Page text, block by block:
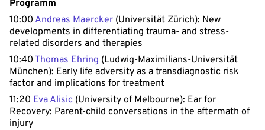
Programm
10:00 Andreas Maercker (Universität Zürich): New
developments in differentiating trauma- and stress-
related disorders and therapies
10:40 Thomas Ehring (Ludwig-Maximilians-Universität
München): Early life adversity as a transdiagnostic risk
factor and implications for treatment
11:20 Eva Alisic (University of Melbourne): Ear for
Recovery: Parent-child conversations in the aftermath of
injury